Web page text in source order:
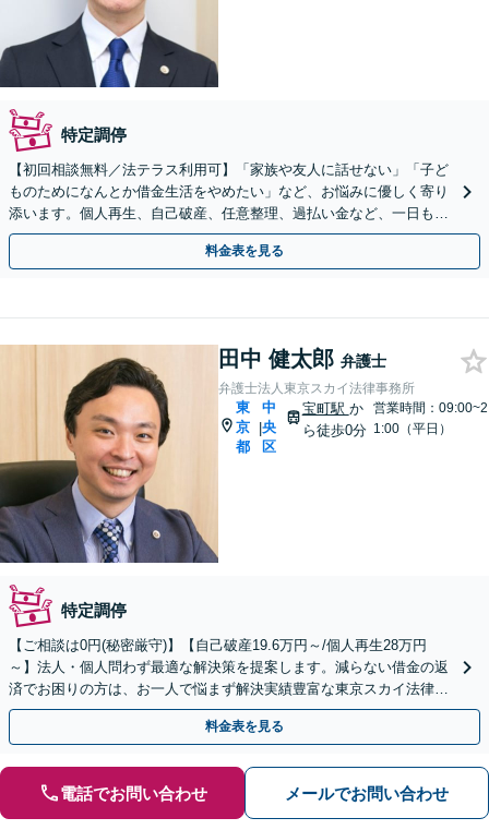
特定調停
【初回相談無料／法テラス利用可】「家族や友人に話せない」「子ど
ものためになんとか借金生活をやめたい」など、お悩みに優しく寄り
添います。個人再生、自己破産、任意整理、過払い金など、一日も早
いご相談を！【弁護士歴15年以上】【門前仲町駅4分】
料金表を見る
田中 健太郎 弁護士
弁護士法人東京スカイ法律事務所
東
京
都
|
中
央
区
宝町駅 か
ら徒歩0分
営業時間：09:00~2
1:00（平日）
特定調停
【ご相談は0円(秘密厳守)】【自己破産19.6万円～/個人再生28万円
～】法人・個人問わず最適な解決策を提案します。減らない借金の返
済でお困りの方は、お一人で悩まず解決実績豊富な東京スカイ法律事
務所にご相談ください。
料金表を見る
電話でお問い合わせ メールでお問い合わせ